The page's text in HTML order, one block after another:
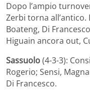
Dopo l’ampio
Zerbi torna
Boateng, Di
Higuain ancora out,
Sassuolo(4-3-3):
Rogerio; Sensi,
Di Francesco.